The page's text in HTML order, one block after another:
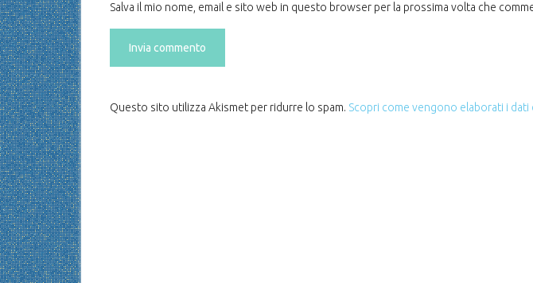
Salva il mio nome, email e sito web in questo browser per la prossima volta che
Questo sito utilizza Akismet per ridurre lo spam. Scopri come vengono elaborati i dati